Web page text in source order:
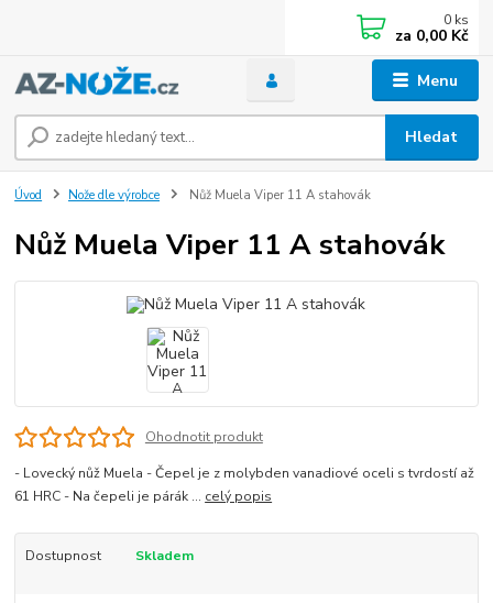
Menu
Hledat
0 ks
za 0,00 Kč
Úvod Nože dle výrobce Nůž Muela Viper 11 A stahovák
Nůž Muela Viper 11 A stahovák
Ohodnotit produkt
- Lovecký nůž Muela - Čepel je z molybden vanadiové oceli s tvrdostí až
61 HRC - Na čepeli je párák ... celý popis
Dostupnost Skladem